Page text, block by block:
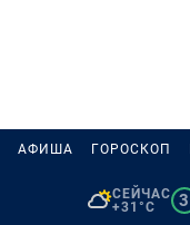
АФИША ГОРОСКОП
СЕЙЧАС
+31°C
3